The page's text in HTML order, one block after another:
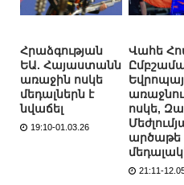
Հրաձգության
ԵԱ. Հայաստանն
առաջին ոսկե
մեդալներն է
նվաճել
19:10-01.03.26
Վահե
ոսկե,
արծաթե
21:11-